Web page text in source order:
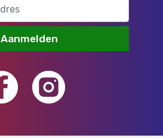
Aanmelden